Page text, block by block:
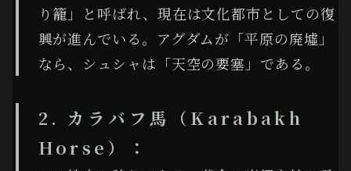
り籠」と呼ばれ、現在は文化都市としての復
興が進んでいる。アグダムが「平原の廃墟」
なら、シュシャは「天空の要塞」である。
2. カラバフ馬（Karabakh
Horse）：